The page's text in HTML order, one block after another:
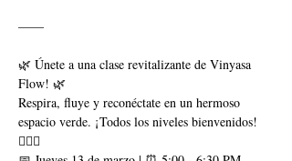
——
🌿 Únete a una clase revitalizante de Vinyasa
Flow! 🌿
Respira, fluye y reconéctate en un hermoso
espacio verde. ¡Todos los niveles bienvenidos!
🧘‍♂️✨